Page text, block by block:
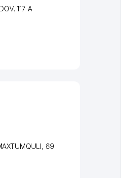
, 117 А
, 69